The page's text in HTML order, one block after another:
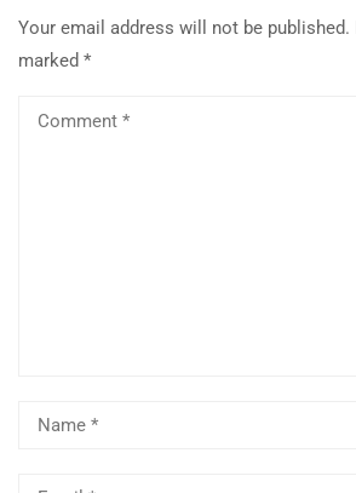
Your email address will not be published.
marked *